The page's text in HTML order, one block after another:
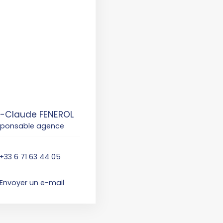
FENEROL
agence
+33 6 71 63 44 05
Envoyer un e-mail